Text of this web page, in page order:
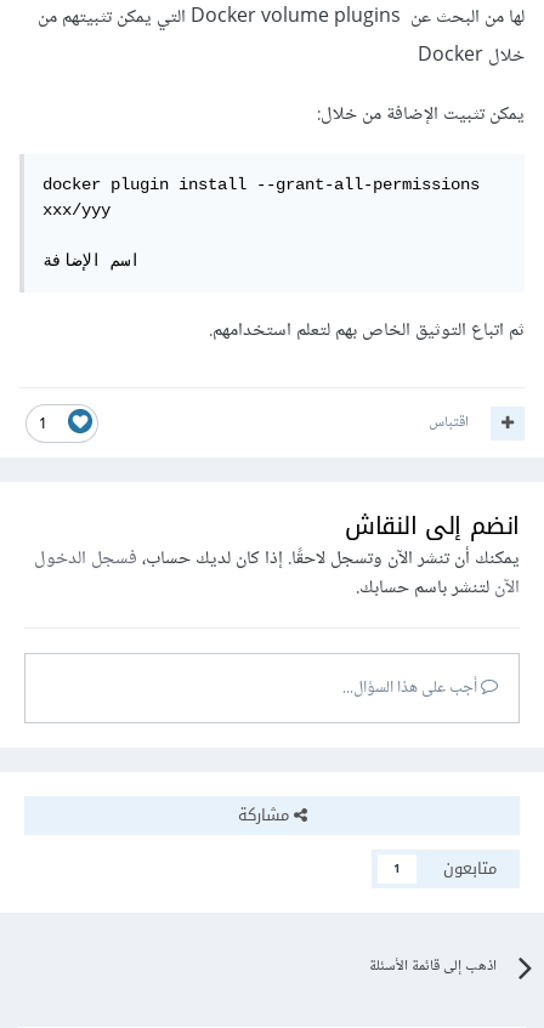
لها من البحث عن Docker volume plugins التي يمكن تثبيتهم من
خلال Docker
يمكن تثبيت الإضافة من خلال:
docker plugin install --grant-all-permissions
xxx/yyy
اسم الإضافة
ثم اتباع التوثيق الخاص بهم لتعلم استخدامهم.
1 اقتباس
انضم إلى النقاش
يمكنك أن تنشر الآن وتسجل لاحقًا. إذا كان لديك حساب،فسجل الدخول
الآنلتنشر باسم حسابك.
أجب على هذا السؤال...
مشاركة
متابعون
1
اذهب إلى قائمة الأسئلة